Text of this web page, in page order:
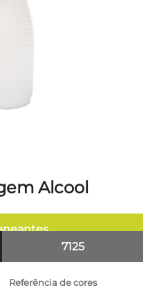
Alcool
7125
Referência de cores